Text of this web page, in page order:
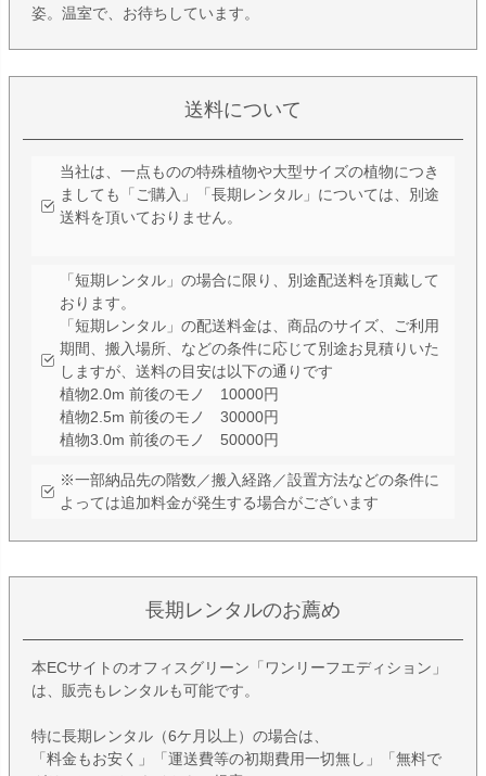
姿。温室で、お待ちしています。
送料について
当社は、一点ものの特殊植物や大型サイズの植物につき
ましても「ご購入」「長期レンタル」については、別途
送料を頂いておりません。
「短期レンタル」の場合に限り、別途配送料を頂戴して
おります。
「短期レンタル」の配送料金は、商品のサイズ、ご利用
期間、搬入場所、などの条件に応じて別途お見積りいた
しますが、送料の目安は以下の通りです
植物2.0m 前後のモノ 10000円
植物2.5m 前後のモノ 30000円
植物3.0m 前後のモノ 50000円
※一部納品先の階数／搬入経路／設置方法などの条件に
よっては追加料金が発生する場合がございます
長期レンタルのお薦め
本ECサイトのオフィスグリーン「ワンリーフエディション」
は、販売もレンタルも可能です。
特に長期レンタル（6ケ月以上）の場合は、
「料金もお安く」「運送費等の初期費用一切無し」「無料で